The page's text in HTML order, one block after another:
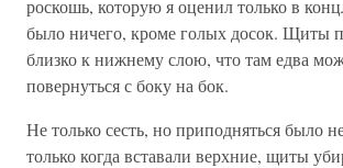
роскошь, которую я оценил только в
было ничего, кроме голых досок. Щиты
близко к нижнему слою, что там едва
повернуться с боку на бок.
Не только сесть, но приподняться было
только когда вставали верхние, щиты